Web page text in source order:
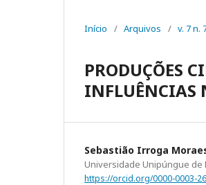
Início / Arquivos / v. 7 n.
PRODUÇÕES
INFLUÊNCIAS
Sebastião Irroga
Universidade Unipúngue de
https://orcid.org/0000-0003-